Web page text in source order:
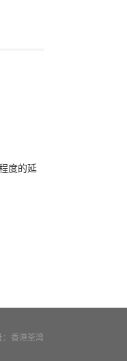
度的延
：香港荃湾